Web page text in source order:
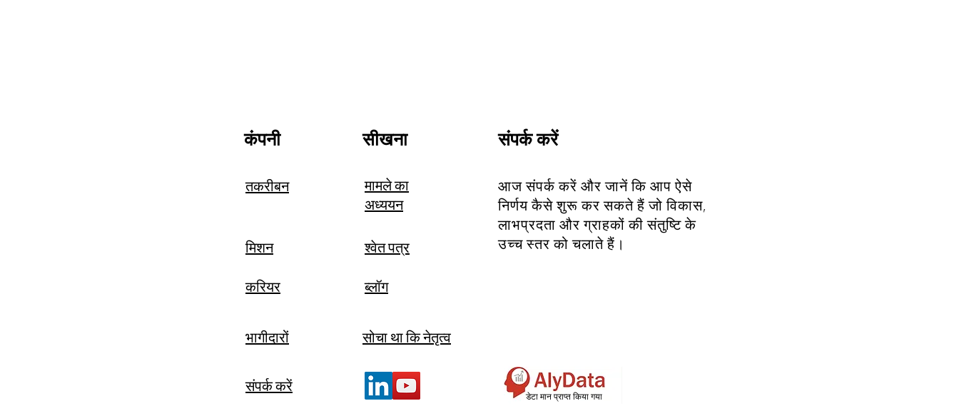
कंपनी
तकरीबन
मिशन
करियर
भागीदारों
संपर्क करें
सीखना
मामले का
अध्ययन
श्वेत पत्र
ब्लॉग
संपर्क करें
आज संपर्क करें और जानें कि आप ऐसे
निर्णय कैसे शुरू कर सकते हैं जो विकास,
लाभप्रदता और ग्राहकों की संतुष्टि के
उच्च स्तर को चलाते हैं।
सोचा था कि नेतृत्व
डेटा मान प्राप्त किया गया